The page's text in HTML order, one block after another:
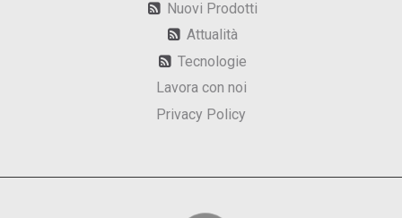
Nuovi Prodotti
Attualità
Tecnologie
Lavora con noi
Privacy Policy